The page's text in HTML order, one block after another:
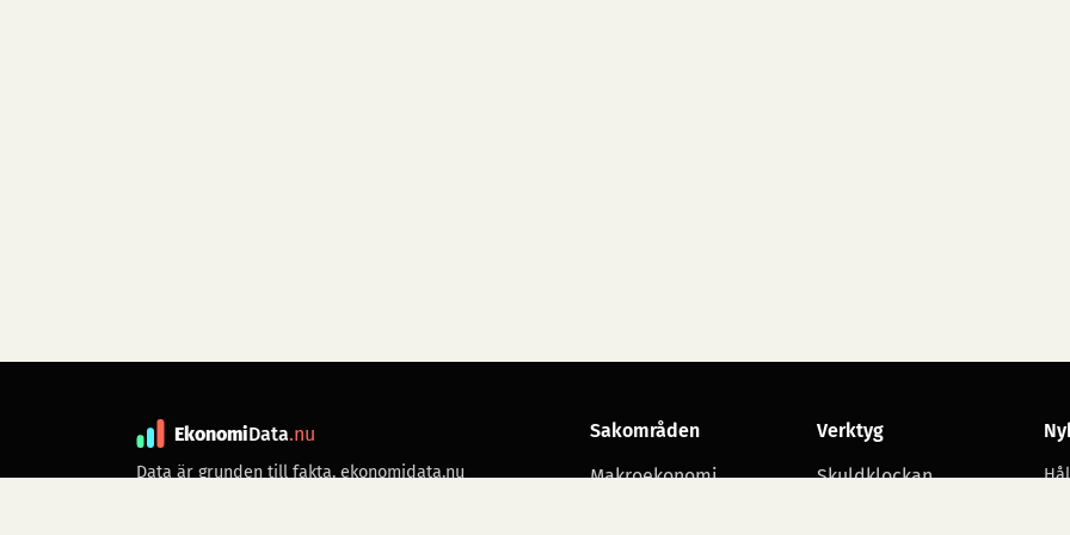
EkonomiData.nu
Data är grunden till fakta. ekonomidata.nu
Sakområden
Makroekonomi
Verktyg
Skuldklockan